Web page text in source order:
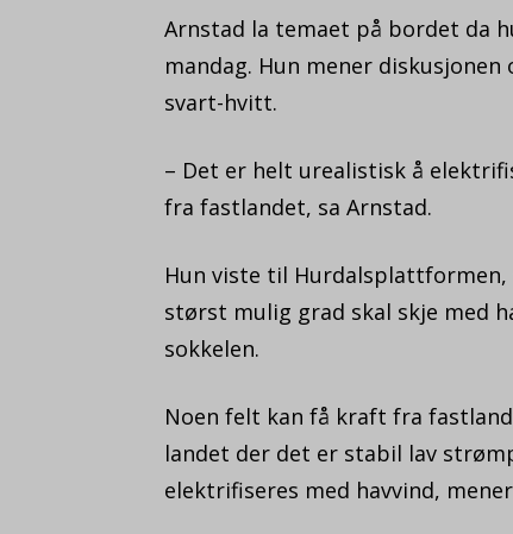
Arnstad la temaet på bordet da
mandag. Hun mener
svart-hvitt.
– Det er helt urealistisk å
fra fastlandet, sa Arnstad.
Hun viste til
størst mulig grad skal skje med
sokkelen.
Noen felt kan få kraft fra
landet der det er stabil lav
elektrifiseres med havvind,